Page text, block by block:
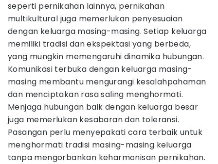
seperti pernikahan lainnya, pernikahan
multikultural juga memerlukan penyesuaian
dengan keluarga masing-masing. Setiap keluarga
memiliki tradisi dan ekspektasi yang berbeda,
yang mungkin memengaruhi dinamika hubungan.
Komunikasi terbuka dengan keluarga masing-
masing membantu mengurangi kesalahpahaman
dan menciptakan rasa saling menghormati.
Menjaga hubungan baik dengan keluarga besar
juga memerlukan kesabaran dan toleransi.
Pasangan perlu menyepakati cara terbaik untuk
menghormati tradisi masing-masing keluarga
tanpa mengorbankan keharmonisan pernikahan.